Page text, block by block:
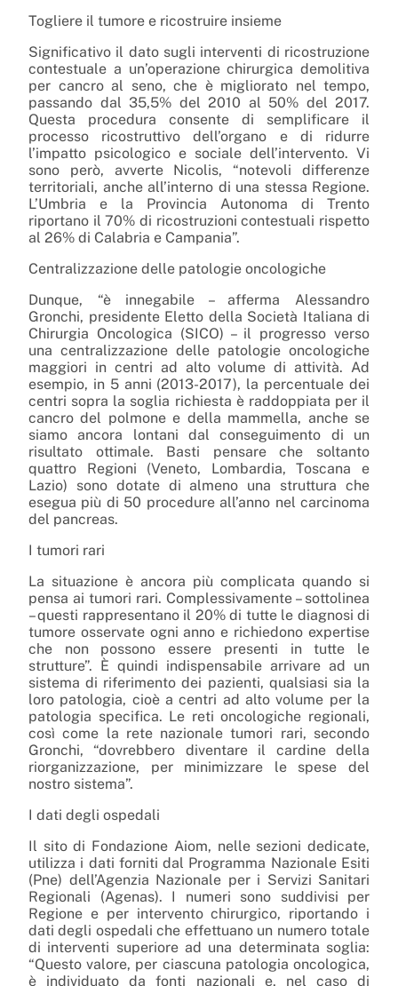
Togliere il tumore e ricostruire insieme
Significativo il dato sugli interventi di ricostruzione
contestuale a un’operazione chirurgica demolitiva
per cancro al seno, che è migliorato nel tempo,
passando dal 35,5% del 2010 al 50% del 2017.
Questa procedura consente di semplificare il
processo ricostruttivo dell’organo e di ridurre
l’impatto psicologico e sociale dell’intervento. Vi
sono però, avverte Nicolis, “notevoli differenze
territoriali, anche all’interno di una stessa Regione.
L’Umbria e la Provincia Autonoma di Trento
riportano il 70% di ricostruzioni contestuali rispetto
al 26% di Calabria e Campania”.
Centralizzazione delle patologie oncologiche
Dunque, “è innegabile – afferma Alessandro
Gronchi, presidente Eletto della Società Italiana di
Chirurgia Oncologica (SICO) – il progresso verso
una centralizzazione delle patologie oncologiche
maggiori in centri ad alto volume di attività. Ad
esempio, in 5 anni (2013-2017), la percentuale dei
centri sopra la soglia richiesta è raddoppiata per il
cancro del polmone e della mammella, anche se
siamo ancora lontani dal conseguimento di un
risultato ottimale. Basti pensare che soltanto
quattro Regioni (Veneto, Lombardia, Toscana e
Lazio) sono dotate di almeno una struttura che
esegua più di 50 procedure all’anno nel carcinoma
del pancreas.
I tumori rari
La situazione è ancora più complicata quando si
pensa ai tumori rari. Complessivamente – sottolinea
– questi rappresentano il 20% di tutte le diagnosi di
tumore osservate ogni anno e richiedono expertise
che non possono essere presenti in tutte le
strutture”. È quindi indispensabile arrivare ad un
sistema di riferimento dei pazienti, qualsiasi sia la
loro patologia, cioè a centri ad alto volume per la
patologia specifica. Le reti oncologiche regionali,
così come la rete nazionale tumori rari, secondo
Gronchi, “dovrebbero diventare il cardine della
riorganizzazione, per minimizzare le spese del
nostro sistema”.
I dati degli ospedali
Il sito di Fondazione Aiom, nelle sezioni dedicate,
utilizza i dati forniti dal Programma Nazionale Esiti
(Pne) dell’Agenzia Nazionale per i Servizi Sanitari
Regionali (Agenas). I numeri sono suddivisi per
Regione e per intervento chirurgico, riportando i
dati degli ospedali che effettuano un numero totale
di interventi superiore ad una determinata soglia:
“Questo valore, per ciascuna patologia oncologica,
è individuato da fonti nazionali e, nel caso di